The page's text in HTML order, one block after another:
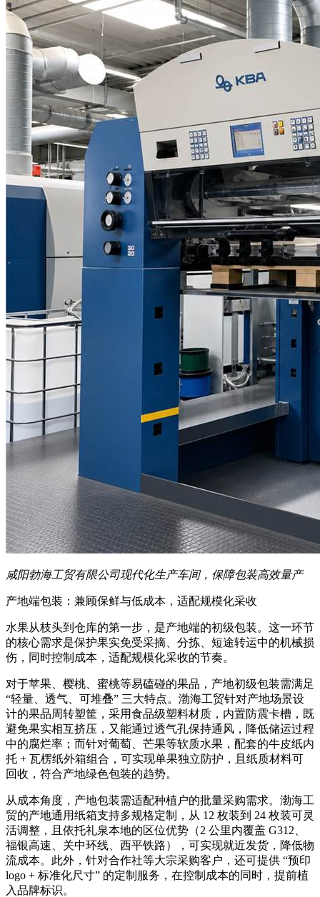
咸阳勃海工贸有限公司现代化生产车间，保障包装高效量产
产地端包装：兼顾保鲜与低成本，适配规模化采收
水果从枝头到仓库的第一步，是产地端的初级包装。这一环节
的核心需求是保护果实免受采摘、分拣、短途转运中的机械损
伤，同时控制成本，适配规模化采收的节奏。
对于苹果、樱桃、蜜桃等易磕碰的果品，产地初级包装需满足
“轻量、透气、可堆叠” 三大特点。渤海工贸针对产地场景设
计的果品周转塑筐，采用食品级塑料材质，内置防震卡槽，既
避免果实相互挤压，又能通过透气孔保持通风，降低储运过程
中的腐烂率；而针对葡萄、芒果等软质水果，配套的牛皮纸内
托 + 瓦楞纸外箱组合，可实现单果独立防护，且纸质材料可
回收，符合产地绿色包装的趋势。
从成本角度，产地包装需适配种植户的批量采购需求。渤海工
贸的产地通用纸箱支持多规格定制，从 12 枚装到 24 枚装可灵
活调整，且依托礼泉本地的区位优势（2 公里内覆盖 G312、
福银高速、关中环线、西平铁路），可实现就近发货，降低物
流成本。此外，针对合作社等大宗采购客户，还可提供 “预印
logo + 标准化尺寸” 的定制服务，在控制成本的同时，提前植
入品牌标识。